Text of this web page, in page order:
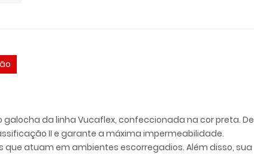
galocha da linha Vucaflex, confeccionada na cor preta. De
II e garante a máxima impermeabilidade.
atuam em ambientes escorregadios. Além disso, sua